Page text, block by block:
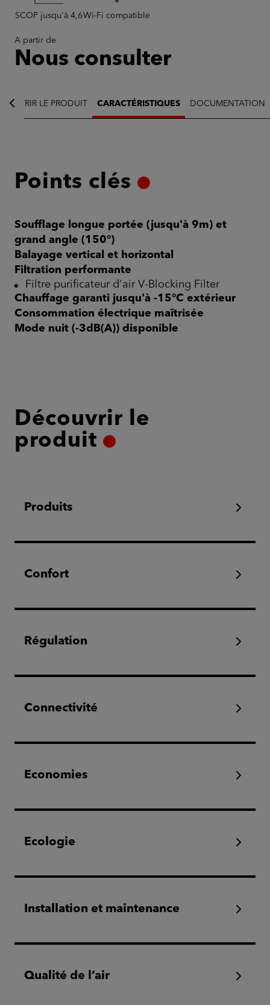
SCOP jusqu'à 4,6Wi-Fi compatible
A partir de
Nous consulter
LE PRODUIT CARACTÉRISTIQUES DOCUMENTATION
Points clés
Soufflage longue portée (jusqu'à 9m) et
grand angle (150°)
Balayage vertical et horizontal
Filtration performante
Filtre purificateur d'air V-Blocking Filter
Chauffage garanti jusqu'à -15°C extérieur
Consommation électrique maîtrisée
Mode nuit (-3dB(A)) disponible
Découvrir le
produit
Produits
Confort
Régulation
Connectivité
Economies
Ecologie
Installation et maintenance
Qualité de l’air